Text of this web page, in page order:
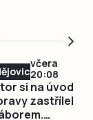
dneska už
být hráčem
Praha,
toho si
nezahraje.
záložník
včera
20:08
si na úvod
zastřílel